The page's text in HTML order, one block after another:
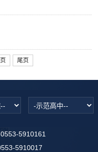
页 尾页
5910161
5910017